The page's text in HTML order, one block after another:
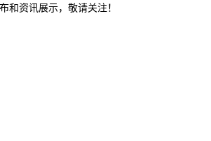
和资讯展示，敬请关注！